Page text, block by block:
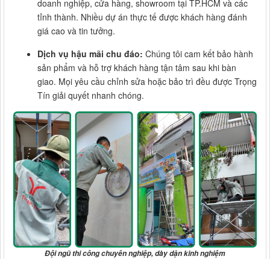
doanh nghiệp, cửa hàng, showroom tại TP.HCM và các
tỉnh thành. Nhiều dự án thực tế được khách hàng đánh
giá cao và tin tưởng.
Dịch vụ hậu mãi chu đáo: Chúng tôi cam kết bảo hành
sản phẩm và hỗ trợ khách hàng tận tâm sau khi bàn
giao. Mọi yêu cầu chỉnh sửa hoặc bảo trì đều được Trọng
Tín giải quyết nhanh chóng.
Đội ngũ thi công chuyên nghiệp, dày dặn kinh nghiệm